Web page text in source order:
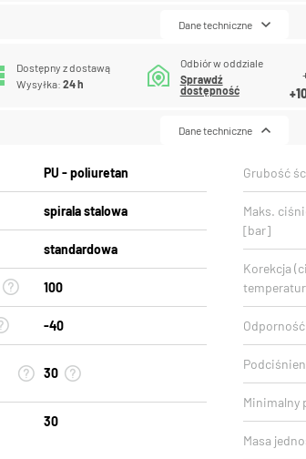
Dane techniczne
Dostępny z dostawą
Wysyłka:24 h
Odbiór w oddziale
Sprawdź
dostępność
Dane techniczne
PU - poliuretan
spirala stalowa
standardowa
100
-40
30
30
Grubość
Maks.
[bar]
Korekcja
Minimalny
Masa